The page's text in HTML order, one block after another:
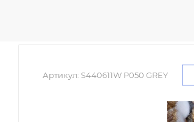
Артикул: S440611W P050 GREY